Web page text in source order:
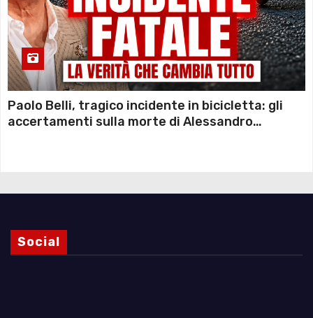
Paolo Belli, tragico incidente in bicicletta: gli
accertamenti sulla morte di Alessandro
Social